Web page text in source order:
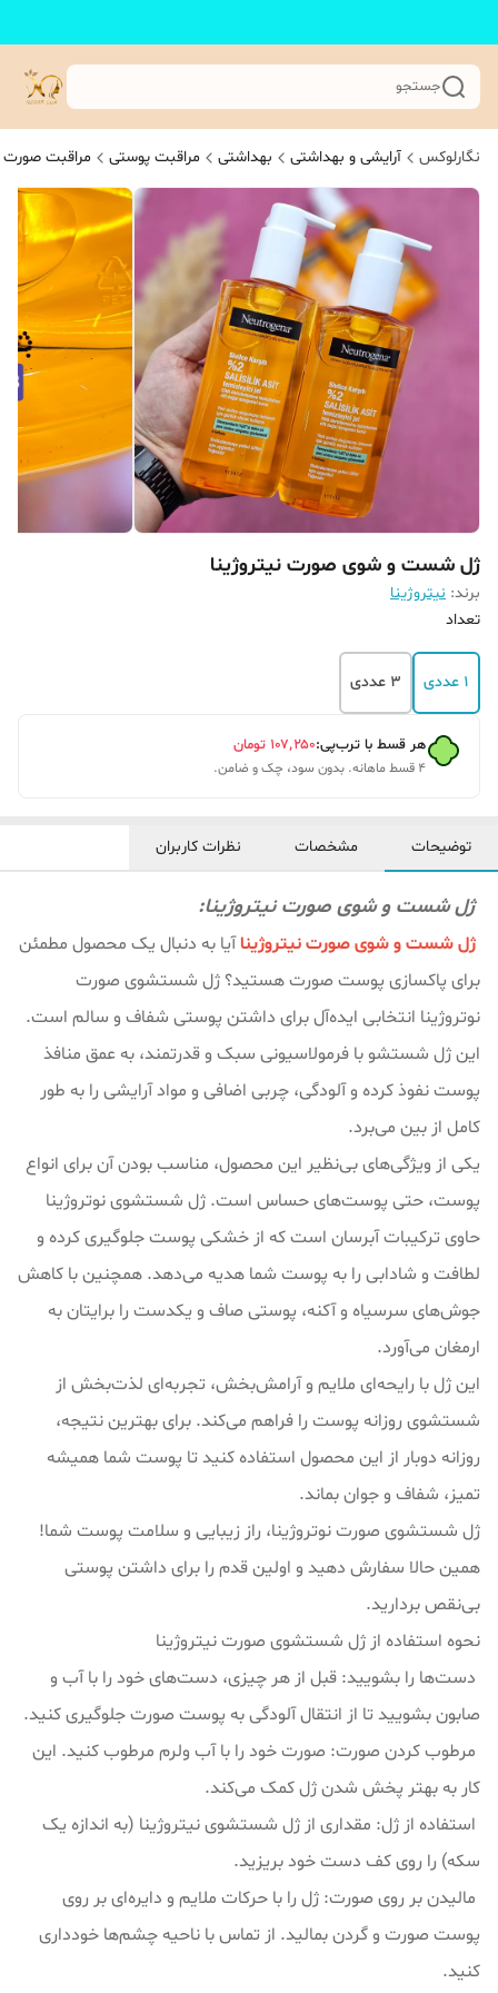
جستجو
نگارلوکس آرایشی و بهداشتی بهداشتی مراقبت پوستی مراقبت صورت
ژل شست و شوی صورت نیتروژینا
برند: نیتروژینا
تعداد
1 عددی 3 عددی
هر قسط با ترب‌پی:۱۰۷٬۲۵۰ تومان
۴ قسط ماهانه. بدون سود، چک و ضامن.
توضیحات مشخصات نظرات کاربران
ژل شست و شوی صورت نیتروژینا:
ژل شست و شوی صورت نیتروژیناآیا به دنبال یک محصول مطمئن
برای پاکسازی پوست صورت هستید؟ ژل شستشوی صورت
نوتروژینا انتخابی ایده‌آل برای داشتن پوستی شفاف و سالم است.
این ژل شستشو با فرمولاسیونی سبک و قدرتمند، به عمق منافذ
پوست نفوذ کرده و آلودگی، چربی اضافی و مواد آرایشی را به طور
کامل از بین می‌برد.
یکی از ویژگی‌های بی‌نظیر این محصول، مناسب بودن آن برای انواع
پوست، حتی پوست‌های حساس است. ژل شستشوی نوتروژینا
حاوی ترکیبات آبرسان است که از خشکی پوست جلوگیری کرده و
لطافت و شادابی را به پوست شما هدیه می‌دهد. همچنین با کاهش
جوش‌های سرسیاه و آکنه، پوستی صاف و یکدست را برایتان به
ارمغان می‌آورد.
این ژل با رایحه‌ای ملایم و آرامش‌بخش، تجربه‌ای لذت‌بخش از
شستشوی روزانه پوست را فراهم می‌کند. برای بهترین نتیجه،
روزانه دوبار از این محصول استفاده کنید تا پوست شما همیشه
تمیز، شفاف و جوان بماند.
ژل شستشوی صورت نوتروژینا، راز زیبایی و سلامت پوست شما!
همین حالا سفارش دهید و اولین قدم را برای داشتن پوستی
بی‌نقص بردارید.
نحوه استفاده از ژل شستشوی صورت نیتروژینا
دست‌ها را بشویید: قبل از هر چیزی، دست‌های خود را با آب و
صابون بشویید تا از انتقال آلودگی به پوست صورت جلوگیری کنید.
مرطوب کردن صورت: صورت خود را با آب ولرم مرطوب کنید. این
کار به بهتر پخش شدن ژل کمک می‌کند.
استفاده از ژل: مقداری از ژل شستشوی نیتروژینا (به اندازه یک
سکه) را روی کف دست خود بریزید.
مالیدن بر روی صورت: ژل را با حرکات ملایم و دایره‌ای بر روی
پوست صورت و گردن بمالید. از تماس با ناحیه چشم‌ها خودداری
کنید.